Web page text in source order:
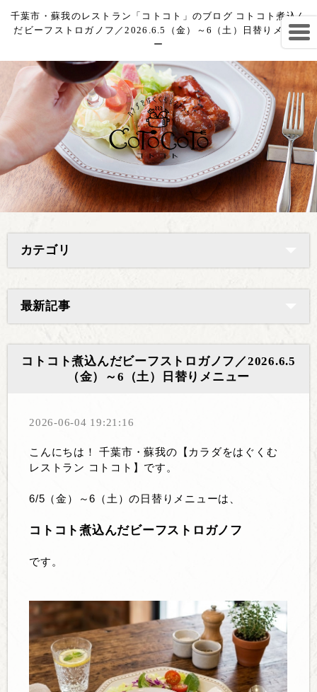
千葉市・蘇我のレストラン「コトコト」のブログ コトコト煮込ん
だビーフストロガノフ／2026.6.5（金）～6（土）日替りメニュ
ー
カテゴリ
最新記事
コトコト煮込んだビーフストロガノフ／2026.6.5
（金）～6（土）日替りメニュー
2026-06-04 19:21:16
こんにちは！ 千葉市・蘇我の【カラダをはぐくむ
レストラン コトコト】です。
6/5（金）～6（土）の 日替りメニューは、
コトコト煮込んだビーフストロガノフ
です。